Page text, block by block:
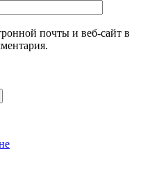
почты и веб-сайт в